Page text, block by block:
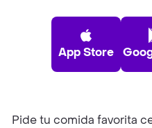
App Store
Pide tu comida favorita